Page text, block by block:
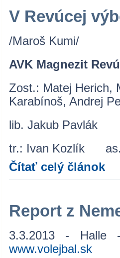
V Revúcej
/Maroš Kumi/
AVK Magnezit
Zost.: Matej Herich,
Karabínoš, Andrej
lib. Jakub
tr.: Ivan Kozlík
Čítať celý článok
Report z
3.3.2013 - Halle
www.volejbal.sk